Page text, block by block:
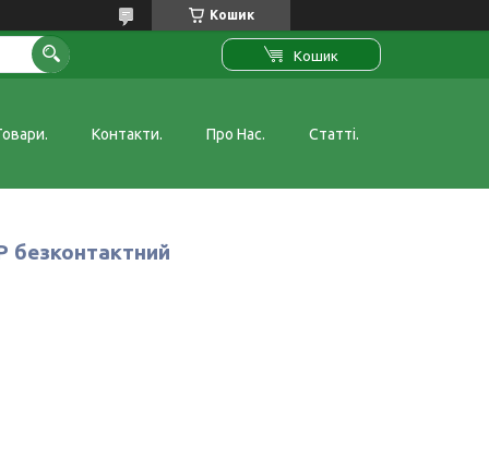
Кошик
Кошик
Контакти. Про Нас. Статті.
безконтактний